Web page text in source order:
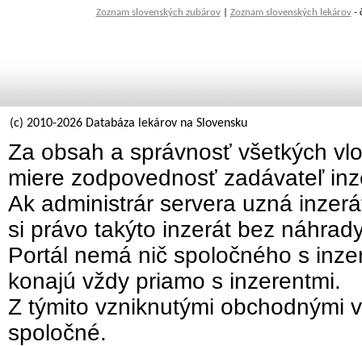
Zoznam slovenských zubárov| Zoznam slovenských lekárov-
(c) 2010-2026 Databáza lekárov na Slovensku
Za obsah a správnosť všetkých
miere zodpovednosť zadávateľ
Ak administrár servera uzná
si právo takýto inzerát bez
Portál nemá nič spoločného s
konajú vždy priamo s inzerentmi.
Z týmito vzniknutými obchodnými
spoločné.